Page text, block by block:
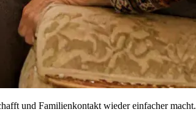
und Familienkontakt wieder einfacher macht.